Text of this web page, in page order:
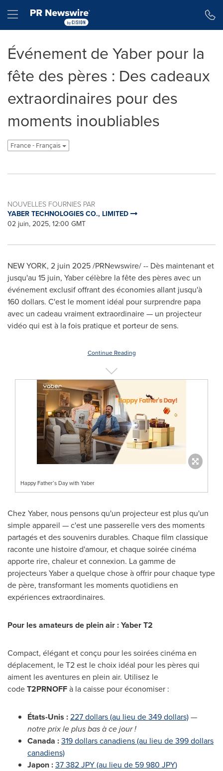
Hamburger menu
Événement de Yaber pour la
fête des pères : Des cadeaux
extraordinaires pour des
moments inoubliables
France - Français
NOUVELLES FOURNIES PAR
YABER TECHNOLOGIES CO., LIMITED
02 juin, 2025, 12:00 GMT
NEW YORK, 2 juin 2025/PRNewswire/ -- Dès maintenant et
jusqu'au 15 juin, Yaber célèbre la fête des pères avec un
événement exclusif offrant des économies allant jusqu'à
160 dollars. C'est le moment idéal pour surprendre papa
avec un cadeau vraiment extraordinaire — un projecteur
vidéo qui est à la fois pratique et porteur de sens.
Continue Reading
Happy Father’s Day with Yaber
Chez Yaber, nous pensons qu'un projecteur est plus qu'un
simple appareil — c'est une passerelle vers des moments
partagés et des souvenirs durables. Chaque film classique
raconte une histoire d'amour, et chaque soirée cinéma
apporte rire, chaleur et connexion. La gamme de
projecteurs Yaber a quelque chose à offrir pour chaque type
de père, transformant les moments quotidiens en
expériences extraordinaires.
Pour les amateurs de plein air : Yaber T2
Compact, élégant et conçu pour les soirées cinéma en
déplacement, le T2 est le choix idéal pour les pères qui
aiment les aventures en plein air. Utilisez le
codeT2PRNOFFà la caisse pour économiser :
États-Unis :227 dollars (au lieu de 349 dollars)—
notre prix le plus bas à ce jour !
Canada :319 dollars canadiens (au lieu de 399 dollars
canadiens)
Japon :37382 JPY(au lieu de 59980 JPY)